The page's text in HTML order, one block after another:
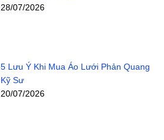
28/07/2026
5 Lưu Ý Khi Mua Áo Lưới Phản Quang
Kỹ Sư
20/07/2026